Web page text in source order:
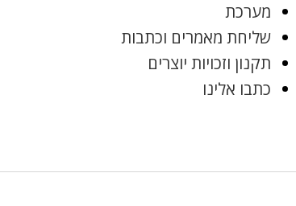
מערכת
שליחת מאמרים וכתבות
תקנון וזכויות יוצרים
כתבו אלינו